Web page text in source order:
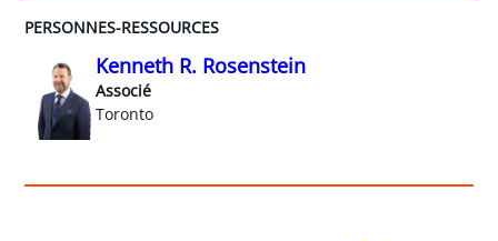
PERSONNES-RESSOURCES
Kenneth R. Rosenstein
Associé
Toronto